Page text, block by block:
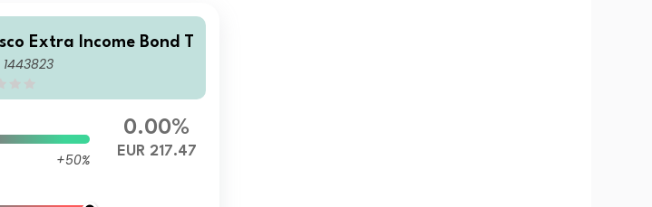
Extra Income Bond T
+50%
0.00%
EUR 217.47